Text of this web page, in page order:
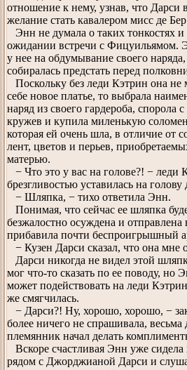
отношение к нему, узнав, что Дарси
желание стать кавалером мисс де
Энн не думала о таких тонкостях
ожидании встречи с Фицуильямом.
у нее на обдумывание своего
собиралась предстать перед
Поскольку без леди Кэтрин она не
себе новое платье, то выбрала
наряд из своего гардероба, спорола
кружев и купила миленькую
которая ей очень шла, в отличие от
лент, цветов и перьев,
матерью.
− Что это у вас на голове?! − леди
брезгливостью уставилась на голову
− Шляпка, − тихо ответила Энн.
Понимая, что сейчас ее шляпка
безжалостно осуждена и отправлена
прибавила почти беспроигрышный
− Кузен Дарси сказал, что она мне
Дарси никогда не видел этой
мог что-то сказать по ее поводу, но
может подействовать на леди
же смягчилась.
− Дарси?! Ну, хорошо, хорошо, −
более ничего не спрашивала, весьма
племянник начал делать
Вскоре счастливая Энн уже сидела
рядом с Джорджианой Дарси и